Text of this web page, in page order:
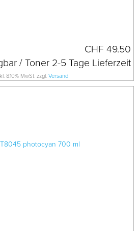
CHF 49.50
8.10% MwSt. zzgl. Versand